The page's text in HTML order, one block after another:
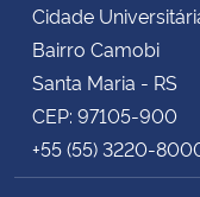
Cidade
Bairro Camobi
Santa Maria - RS
CEP: 97105-900
+55 (55) 3220-